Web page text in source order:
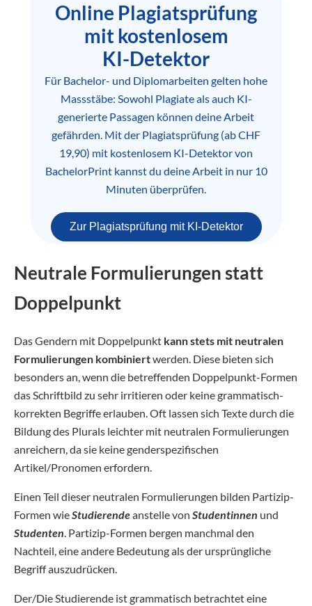
Online Plagiatsprüfung
mit kostenlosem
KI-Detektor
Für Bachelor- und Diplomarbeiten gelten hohe
Massstäbe: Sowohl Plagiate als auch KI-
generierte Passagen können deine Arbeit
gefährden. Mit der Plagiatsprüfung (ab CHF
19,90) mit kostenlosem KI-Detektor von
BachelorPrint kannst du deine Arbeit in nur 10
Minuten überprüfen.
Zur Plagiatsprüfung mit KI-Detektor
Neutrale Formulierungen statt
Doppelpunkt
Das Gendern mit Doppelpunkt kann stets mit neutralen
Formulierungen kombiniertwerden. Diese bieten sich
besonders an, wenn die betreffenden Doppelpunkt-Formen
das Schriftbild zu sehr irritieren oder keine grammatisch-
korrekten Begriffe erlauben. Oft lassen sich Texte durch die
Bildung des Plurals leichter mit neutralen Formulierungen
anreichern, da sie keine genderspezifischen
Artikel/Pronomen erfordern.
Einen Teil dieser neutralen Formulierungen bilden Partizip-
Formen wieStudierendeanstelle von Studentinnen und
Studenten. Partizip-Formen bergen manchmal den
Nachteil, eine andere Bedeutung als der ursprüngliche
Begriff auszudrücken.
Der/Die Studierende ist grammatisch betrachtet eine